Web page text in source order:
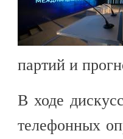
партий и
В ходе
телефонных